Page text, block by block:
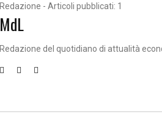
Redazione - Articoli pubblicati: 1
MdL
Redazione del quotidiano di attualità